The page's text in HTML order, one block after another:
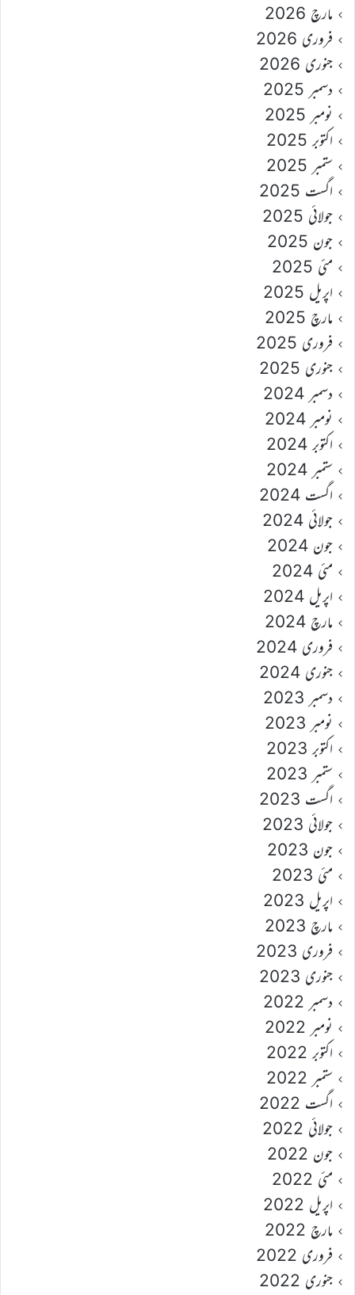
مارچ 2026
فروری 2026
جنوری 2026
دسمبر 2025
نومبر 2025
اکتوبر 2025
ستمبر 2025
اگست 2025
جولائی 2025
جون 2025
مئی 2025
اپریل 2025
مارچ 2025
فروری 2025
جنوری 2025
دسمبر 2024
نومبر 2024
اکتوبر 2024
ستمبر 2024
اگست 2024
جولائی 2024
جون 2024
مئی 2024
اپریل 2024
مارچ 2024
فروری 2024
جنوری 2024
دسمبر 2023
نومبر 2023
اکتوبر 2023
ستمبر 2023
اگست 2023
جولائی 2023
جون 2023
مئی 2023
اپریل 2023
مارچ 2023
فروری 2023
جنوری 2023
دسمبر 2022
نومبر 2022
اکتوبر 2022
ستمبر 2022
اگست 2022
جولائی 2022
جون 2022
مئی 2022
اپریل 2022
مارچ 2022
فروری 2022
جنوری 2022